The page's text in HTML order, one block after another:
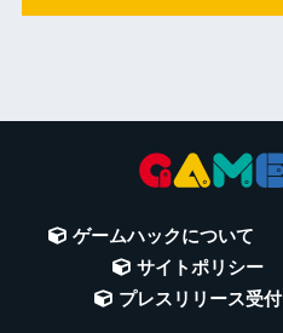
ゲームハックについて
サイトポリシー
プレスリリース受付